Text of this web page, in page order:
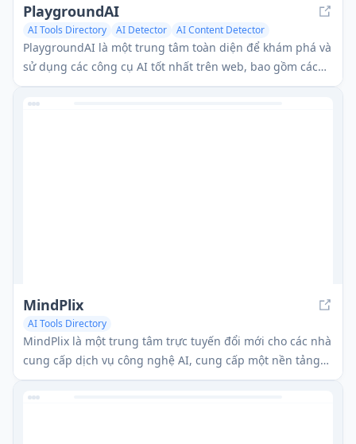
PlaygroundAI
AI Tools Directory AI Detector AI Content Detector
PlaygroundAI là một trung tâm toàn diện để khám phá và
sử dụng các công cụ AI tốt nhất trên web, bao gồm các
trình tạo hình ảnh, trợ lý viết và các công cụ phát hiện AI.
MindPlix
AI Tools Directory
MindPlix là một trung tâm trực tuyến đổi mới cho các nhà
cung cấp dịch vụ công nghệ AI, cung cấp một nền tảng
toàn diện để tìm, so sánh và sử dụng các công cụ,
prompt và plugin AI.